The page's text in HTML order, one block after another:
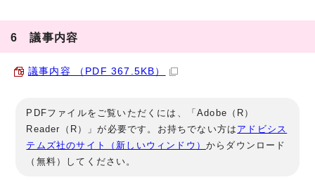
6 議事内容
議事内容 （PDF 367.5KB）
PDFファイルをご覧いただくには、「Adobe（R）
Reader（R）」が必要です。お持ちでない方は アドビシス
テムズ社のサイト（新しいウィンドウ）からダウンロード
（無料）してください。